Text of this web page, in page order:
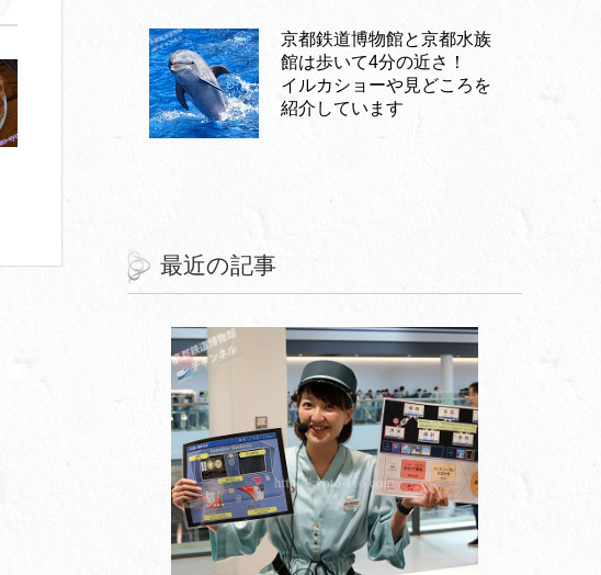
京都鉄道博物館と京都水族
館は歩いて4分の近さ！
イルカショーや見どころを
紹介しています
最近の記事